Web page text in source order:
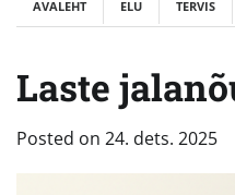
AVALEHT ELU TERVIS
Laste
Posted on 24. dets. 2025